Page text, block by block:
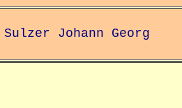
Sulzer Johann Georg